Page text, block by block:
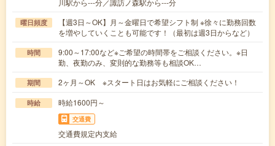
川駅から---分／諏訪ノ森駅から---分
曜日頻度
【週3日～OK】月～金曜日で希望シフト制 ※徐々に勤務回数
を増やしていくことも可能です！（最初は週3日からなど）
時間
9:00～17:00など※ご希望の時間帯をご相談ください。※日
勤、夜勤のみ、変則的な勤務等も相談OK…
期間 2ヶ月～OK ※スタート日はお気軽にご相談ください！
時給 時給1600円～
交通費
交通費規定内支給